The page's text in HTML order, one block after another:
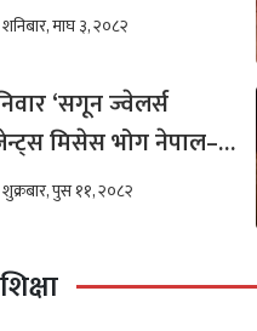
शनिबार, माघ ३, २०८२
‘सगून ज्वेलर्स
मिसेस भोग नेपाल–
अडिसन
शुक्रबार, पुस ११, २०८२
शिक्षा